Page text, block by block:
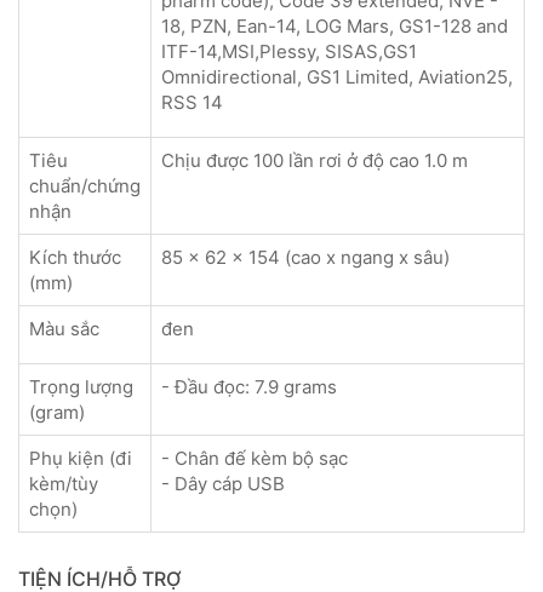
18, PZN, Ean-14, LOG Mars, GS1-128 and
ITF-14,MSI,Plessy, SISAS,GS1
Omnidirectional, GS1 Limited, Aviation25,
RSS 14
Tiêu
chuẩn/chứng
nhận
Chịu được 100 lần rơi ở độ cao 1.0 m
Kích thước
(mm)
85 x 62 x 154 (cao x ngang x sâu)
Màu sắc đen
Trọng lượng
(gram)
- Đầu đọc: 7.9 grams
Phụ kiện (đi
kèm/tùy
chọn)
- Chân đế kèm bộ sạc
- Dây cáp USB
TIỆN ÍCH/HỖ TRỢ